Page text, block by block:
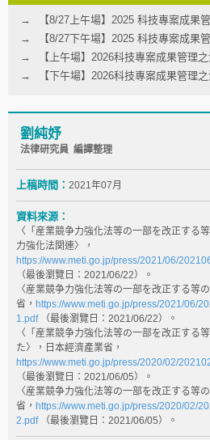
【8/27上午場】2025 科技專案成果
【8/27下午場】2025 科技專案成果
【上午場】2026科技專案成果管理
【下午場】2026科技專案成果管理
劉純妤
法律研究員 編譯整理
上稿時間： 2021年07月
資料來源：
〈「産業競争力強化法等の一部を改正する
力強化法関連〉，
https://www.meti.go.jp/press/2021/06/
（最後瀏覽日：2021/06/22）。
〈産業競争力強化法等の一部を改正する等
省， https://www.meti.go.jp/press/2021/06/
1.pdf（最後瀏覽日：2021/06/22）。
〈「産業競争力強化法等の一部を改正する
た〉，日本經濟產業省，
https://www.meti.go.jp/press/2020/02/
（最後瀏覽日：2021/06/05）。
〈産業競争力強化法等の一部を改正する等
省， https://www.meti.go.jp/press/2020/02/
2.pdf（最後瀏覽日：2021/06/05）。